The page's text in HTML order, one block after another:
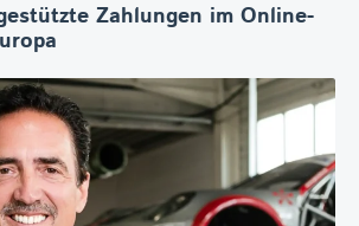
Zahlungen im Online-